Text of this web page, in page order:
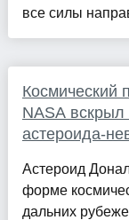
все силы
Космический
NASA
астероида-
Астероид
форме
дальних